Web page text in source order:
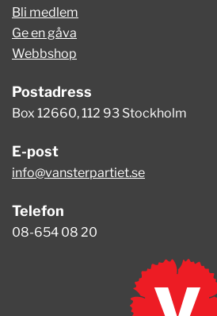
Bli medlem
Ge en gåva
Webbshop
Postadress
Box 12660, 112 93 Stockholm
E-post
info@vansterpartiet.se
Telefon
08-654 08 20